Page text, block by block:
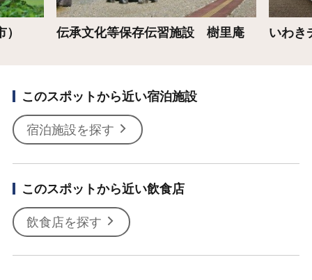
伝承文化等保存伝習施設 樹里庵 いわき
このスポットから近い宿泊施設
宿泊施設を探す
このスポットから近い飲食店
飲食店を探す